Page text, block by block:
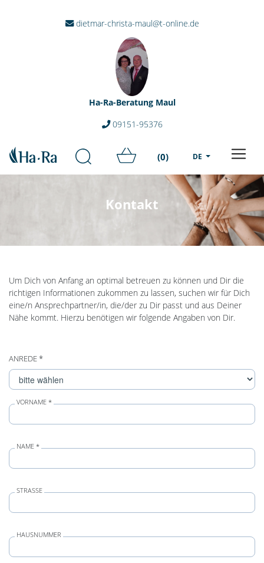
dietmar-christa-maul@t-online.de
Ha-Ra-Beratung Maul
09151-95376
(0) DE
Kontakt
Um Dich von Anfang an optimal betreuen zu können und Dir die
richtigen Informationen zukommen zu lassen, suchen wir für Dich
eine/n Ansprechpartner/in, die/der zu Dir passt und aus Deiner
Nähe kommt. Hierzu benötigen wir folgende Angaben von Dir.
ANREDE *
VORNAME *
NAME *
STRASSE
HAUSNUMMER